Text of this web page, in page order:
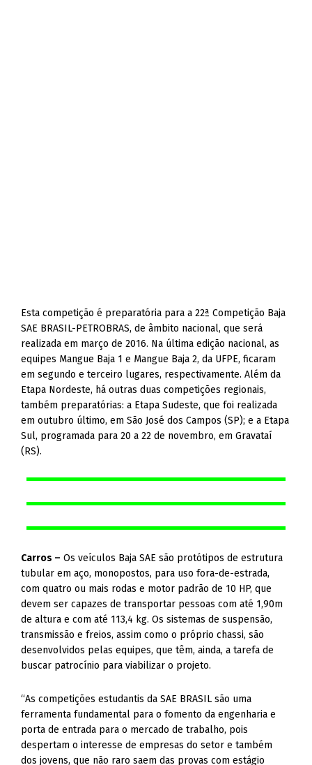
Esta competição é preparatória para a 22ª Competição Baja
SAE BRASIL-PETROBRAS, de âmbito nacional, que será
realizada em março de 2016. Na última edição nacional, as
equipes Mangue Baja 1 e Mangue Baja 2, da UFPE, ficaram
em segundo e terceiro lugares, respectivamente. Além da
Etapa Nordeste, há outras duas competições regionais,
também preparatórias: a Etapa Sudeste, que foi realizada
em outubro último, em São José dos Campos (SP); e a Etapa
Sul, programada para 20 a 22 de novembro, em Gravataí
(RS).
Carros – Os veículos Baja SAE são protótipos de estrutura
tubular em aço, monopostos, para uso fora-de-estrada,
com quatro ou mais rodas e motor padrão de 10 HP, que
devem ser capazes de transportar pessoas com até 1,90m
de altura e com até 113,4 kg. Os sistemas de suspensão,
transmissão e freios, assim como o próprio chassi, são
desenvolvidos pelas equipes, que têm, ainda, a tarefa de
buscar patrocínio para viabilizar o projeto.
“As competições estudantis da SAE BRASIL são uma
ferramenta fundamental para o fomento da engenharia e
porta de entrada para o mercado de trabalho, pois
despertam o interesse de empresas do setor e também
dos jovens, que não raro saem das provas com estágio